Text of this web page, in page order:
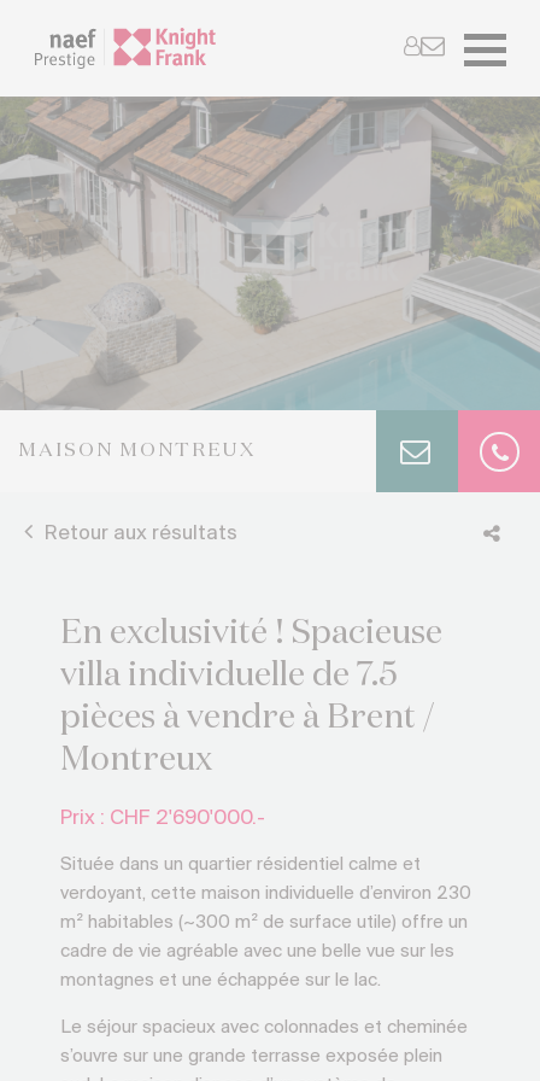
MAISON MONTREUX
Retour aux résultats
En exclusivité ! Spacieuse
villa individuelle de 7.5
pièces à vendre à Brent /
Montreux
Prix : CHF 2'690'000.-
Située dans un quartier résidentiel calme et
verdoyant, cette maison individuelle d’environ 230
m² habitables (~300 m² de surface utile) offre un
cadre de vie agréable avec une belle vue sur les
montagnes et une échappée sur le lac.
Le séjour spacieux avec colonnades et cheminée
s’ouvre sur une grande terrasse exposée plein